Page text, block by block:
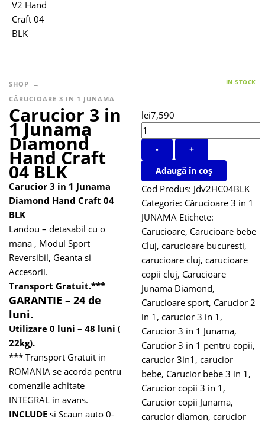
SHOP
CĂRUCIOARE 3 IN 1 JUNAMA
IN STOCK
Carucior 3 in
1 Junama
Diamond
Hand Craft
04 BLK
Carucior 3 in 1 Junama
Diamond Hand Craft 04
BLK
Landou – detasabil cu o
mana , Modul Sport
Reversibil, Geanta si
Accesorii.
Transport Gratuit.***
GARANTIE – 24 de
luni.
Utilizare 0 luni – 48 luni (
22kg).
*** Transport Gratuit in
ROMANIA se acorda pentru
comenzile achitate
INTEGRAL in avans.
INCLUDE si Scaun auto 0-
lei7,590
-
+
Adaugă în coș
Cod Produs: Jdv2HC04BLK
Categorie: Cărucioare 3 in 1
JUNAMA Etichete:
Carucioare, Carucioare bebe
Cluj, carucioare bucuresti,
carucioare cluj, carucioare
copii cluj, Carucioare
Junama Diamond,
Carucioare sport, Carucior 2
in 1 , carucior 3 in 1 ,
Carucior 3 in 1 Junama,
Carucior 3 in 1 pentru copii,
carucior 3in1 , carucior
bebe, Carucior bebe 3 in 1 ,
Carucior copii 3 in 1 ,
Carucior copii Junama,
carucior diamon, carucior